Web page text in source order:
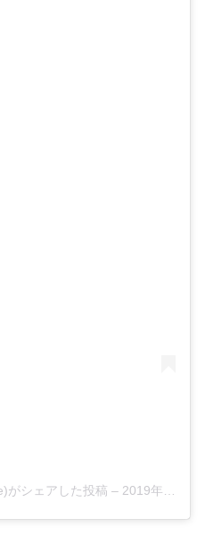
がシェアした投稿 – 2019年 6月月7日午前9時28分PDT